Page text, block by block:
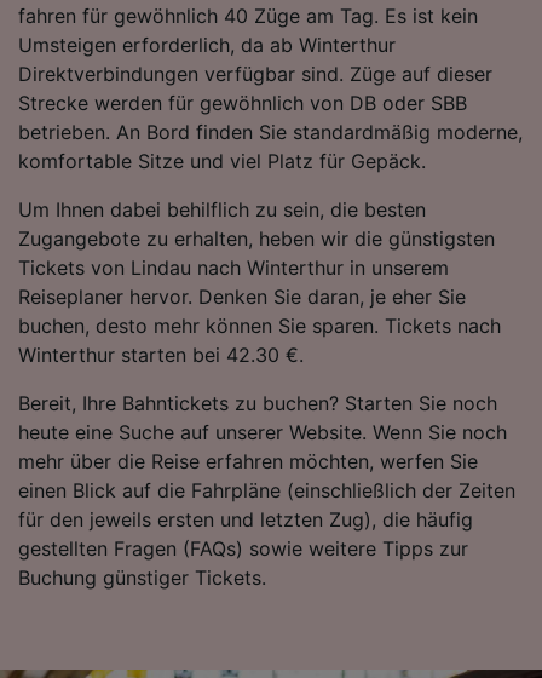
fahren für gewöhnlich 40 Züge am Tag. Es ist kein
Umsteigen erforderlich, da ab Winterthur
Direktverbindungen verfügbar sind. Züge auf dieser
Strecke werden für gewöhnlich von DB oder SBB
betrieben. An Bord finden Sie standardmäßig moderne,
komfortable Sitze und viel Platz für Gepäck.
Um Ihnen dabei behilflich zu sein, die besten
Zugangebote zu erhalten, heben wir die günstigsten
Tickets von Lindau nach Winterthur in unserem
Reiseplaner hervor. Denken Sie daran, je eher Sie
buchen, desto mehr können Sie sparen. Tickets nach
Winterthur starten bei 42.30 €.
Bereit, Ihre Bahntickets zu buchen? Starten Sie noch
heute eine Suche auf unserer Website. Wenn Sie noch
mehr über die Reise erfahren möchten, werfen Sie
einen Blick auf die Fahrpläne (einschließlich der Zeiten
für den jeweils ersten und letzten Zug), die häufig
gestellten Fragen (FAQs) sowie weitere Tipps zur
Buchung günstiger Tickets.
Folgendes bereitzustellen:
Verwendung genauer Standortdaten.
Endgeräteeigenschaften zur Identifikation
aktiv abfragen. Speichern von oder Zugriff auf
Informationen auf einem Endgerät.
Personalisierte Werbung und Inhalte, Messung
von Werbeleistung und der Performance von
Entwicklung und Verbesserung von
Angeboten.
Liste der Partner (Lieferanten)